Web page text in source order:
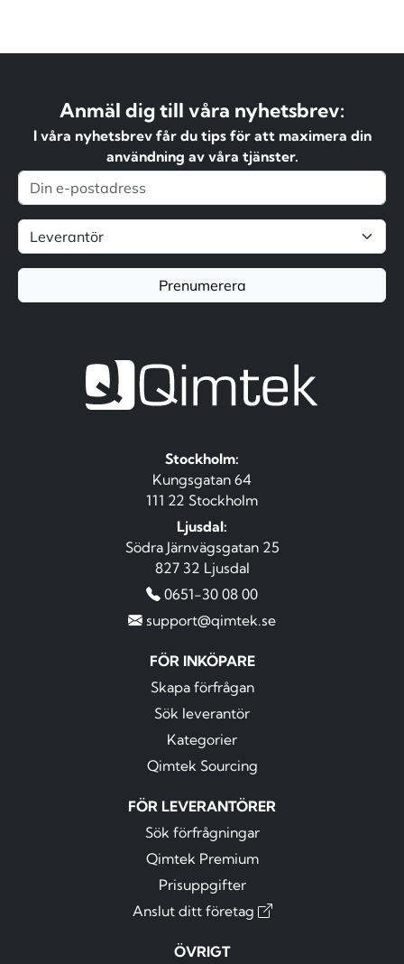
Anmäl dig till våra nyhetsbrev:
I våra nyhetsbrev får du tips för att maximera din
användning av våra tjänster.
Prenumerera
Stockholm:
Kungsgatan 64
111 22 Stockholm
Ljusdal:
Södra Järnvägsgatan 25
827 32 Ljusdal
0651-30 08 00
support@qimtek.se
FÖR INKÖPARE
Skapa förfrågan
Sök leverantör
Kategorier
Qimtek Sourcing
FÖR LEVERANTÖRER
Sök förfrågningar
Qimtek Premium
Prisuppgifter
Anslut ditt företag
ÖVRIGT